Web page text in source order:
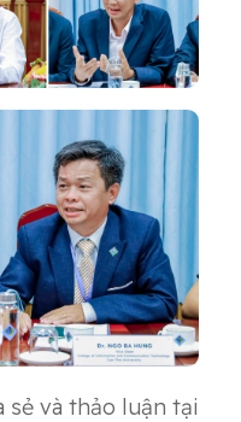
sẻ và thảo luận tại